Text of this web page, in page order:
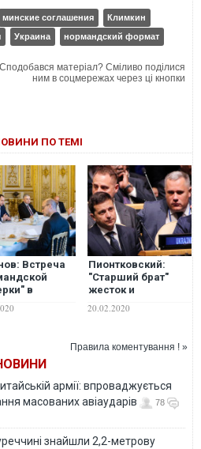
минские соглашения
Климкин
Украина нормандский формат
Сподобався матеріал? Сміливо поділися
ним в соцмережах через ці кнопки
ПО ТЕМІ
Встреча
в
но хороших
Пионтковский:
"Старший брат"
жесток и
назначил Ермаку и
стрелку в Берлине и
20.02.2020
Правила коментування ! »
армії: впроваджується
масованих авіаударів
78
знайшли 2,2-метрову